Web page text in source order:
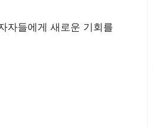
자들에게 새로운 기회를